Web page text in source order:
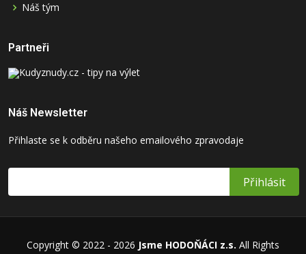
Náš tým
Partneři
Náš Newsletter
Přihlaste se k odběru našeho emailového zpravodaje
Copyright © 2022 - 2026 Jsme HODOŇÁCI z.s. All Rights